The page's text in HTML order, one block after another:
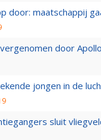
door: maatschappij
door
jongen in de
sluit